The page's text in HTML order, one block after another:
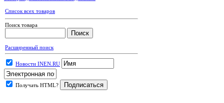
Список всех товаров
Поиск товара
Расширенный поиск
Новости INEN.RU
Получать HTML?